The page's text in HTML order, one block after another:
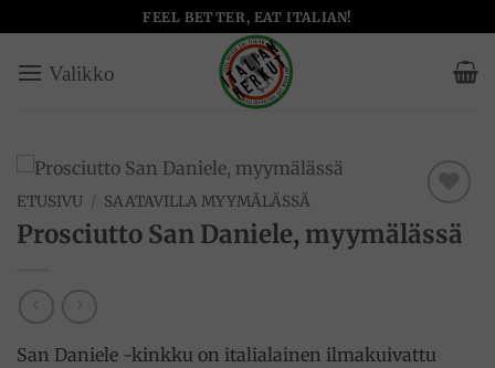
to
content
FEEL BETTER, EAT ITALIAN!
Add to
wishlist
ETUSIVU / SAATAVILLA MYYMÄLÄSSÄ
Prosciutto San Daniele, myymälässä
San Daniele -kinkku on italialainen ilmakuivattu